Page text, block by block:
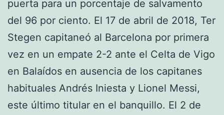
puerta para un porcentaje de salvamento
del 96 por ciento. El 17 de abril de 2018, Ter
Stegen capitaneó al Barcelona por primera
vez en un empate 2-2 ante el Celta de Vigo
en Balaídos en ausencia de los capitanes
habituales Andrés Iniesta y Lionel Messi,
este último titular en el banquillo. El 2 de